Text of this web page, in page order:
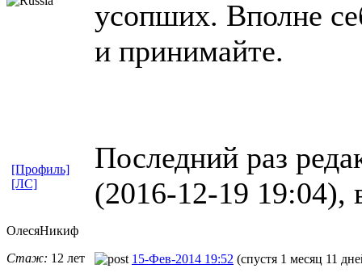
усопших. Вполне
и принимайте.
Последний раз
(2016-12-19 19:04),
[Профиль]
[ЛС]
ОлесяНикиф
Стаж: 12 лет
15-Фев-2014 19:52 (спустя 1 месяц 11